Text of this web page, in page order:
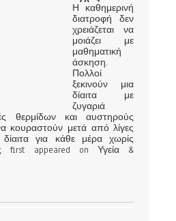
Η καθημερινή
διατροφή δεν
χρειάζεται να
μοιάζει με
μαθηματική
άσκηση.
Πολλοί
ξεκινούν μια
δίαιτα με
ζυγαριά
θερμίδων και αυστηρούς
κουραστούν μετά από λίγες
για κάθε μέρα χωρίς
first appeared on Υγεία &